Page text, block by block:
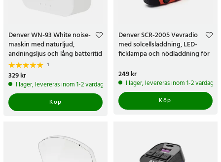
Denver WN-93 White noise-
maskin med naturljud,
andningsljus och lång batteritid
1
Pris:329 kr
329 kr
I lager, levereras inom 1-2 vardagar
Köp
Denver SCR-2005 Vevradio
med solcellsladdning, LED-
ficklampa och nödladdning för
Pris:249 kr
249 kr
I lager, levereras inom 1-2 vardagar
Köp